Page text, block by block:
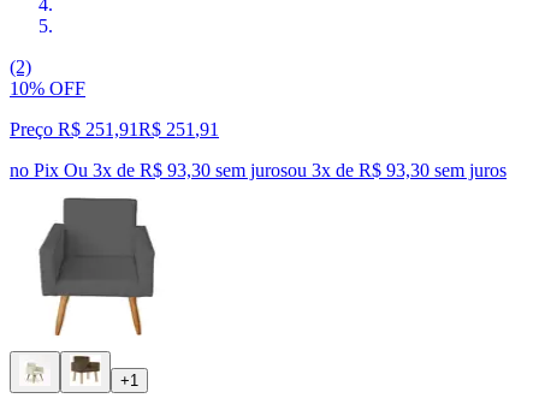
(2)
10% OFF
Preço R$ 251,91R$ 251 ,91
no Pix Ou 3x de R$ 93,30 sem jurosou 3x de R$ 93,30 sem juros
+1